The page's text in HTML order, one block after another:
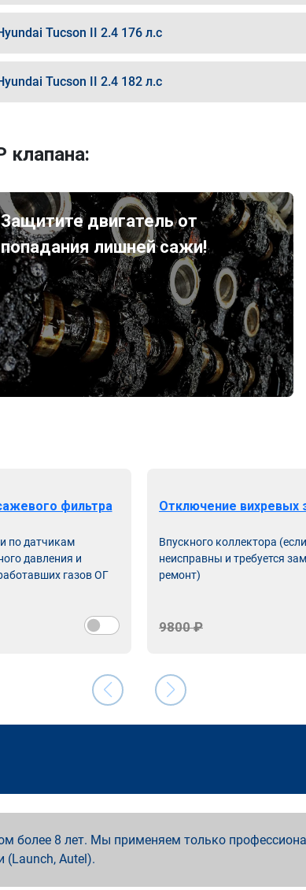
Tucson II 2.4 176 л.с
Tucson II 2.4 182 л.с
клапана:
Защитите двигатель от
попадания лишней сажи!
фильтра
по датчикам
давления и
газов ОГ
Отключение вихревых
Впускного коллектора (если
неисправны и требуется
ремонт)
9800 ₽
более 8 лет. Мы применяем только
(Launch, Autel).